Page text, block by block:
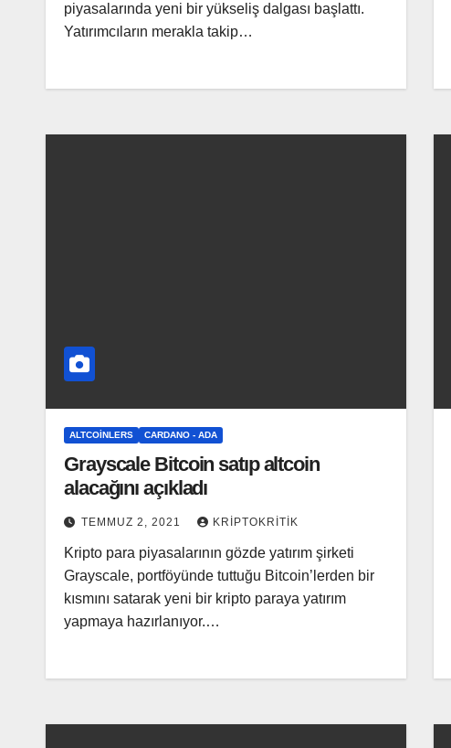
piyasalarında yeni bir yükseliş dalgası başlattı.
Yatırımcıların merakla takip…
ALTCOINLERS CARDANO - ADA
Grayscale Bitcoin satıp altcoin
alacağını açıkladı
TEMMUZ 2, 2021 KRIPTOKRITIK
Kripto para piyasalarının gözde yatırım şirketi
Grayscale, portföyünde tuttuğu Bitcoin’lerden bir
kısmını satarak yeni bir kripto paraya yatırım
yapmaya hazırlanıyor.…